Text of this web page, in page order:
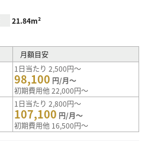
21.84m²
月額目安
1日当たり 2,500円～
98,100 円/月～
初期費用他 22,000円～
1日当たり 2,800円～
107,100 円/月～
初期費用他 16,500円～